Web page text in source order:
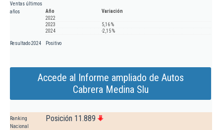
Ventas últimos
años
Año
Variación
2022
2023
5,16 %
2024
-2,15 %
Resultado 2024 Positivo
Accede al Informe ampliado de Autos
Cabrera Medina Slu
Ranking
Nacional
Posición 11.889